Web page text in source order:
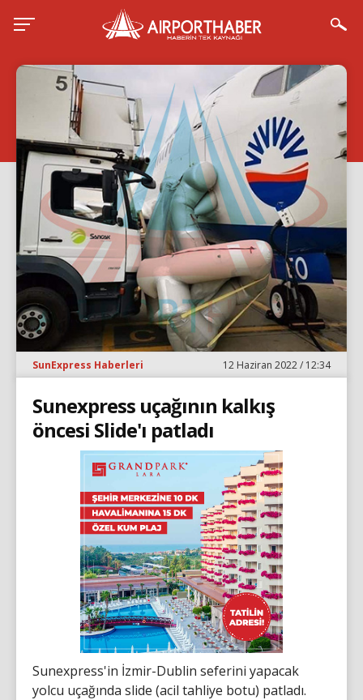
SunExpress Haberleri 12 Haziran 2022 / 12:34
Sunexpress uçağının kalkış
öncesi Slide'ı patladı
Sunexpress'in İzmir-Dublin seferini yapacak
yolcu uçağında slide (acil tahliye botu) patladı.